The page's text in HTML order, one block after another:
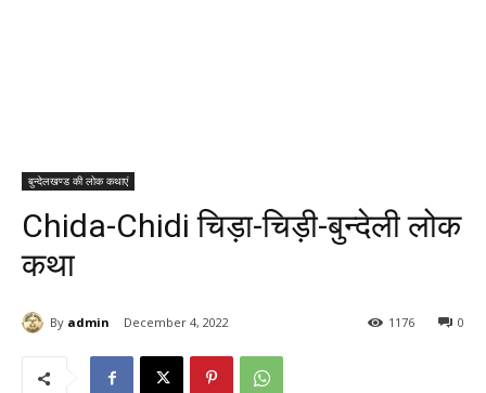
बुन्देलखण्ड की लोक कथाएं
Chida-Chidi चिड़ा-चिड़ी-बुन्देली लोक
कथा
By admin December 4, 2022 0
1176